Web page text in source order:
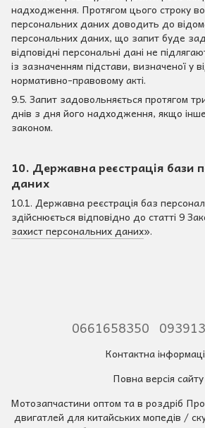
надходження. Протягом цього строку
персональних даних доводить до
персональних даних, що запит буде
відповідні персональні дані не
із зазначенням підстави, визначеної у
нормативно-правовому акті.
9.5. Запит задовольняється протягом
днів з дня його надходження, якщо
законом.
10. Державна реєстрація бази
даних
10.1. Державна реєстрація баз
здійснюється відповідно до статті 9
захист персональних даних».
0661658350
Контактна
Повна версія сайту
Мотозапчастини оптом та в роздріб
двигатлей для китайських мопедів /